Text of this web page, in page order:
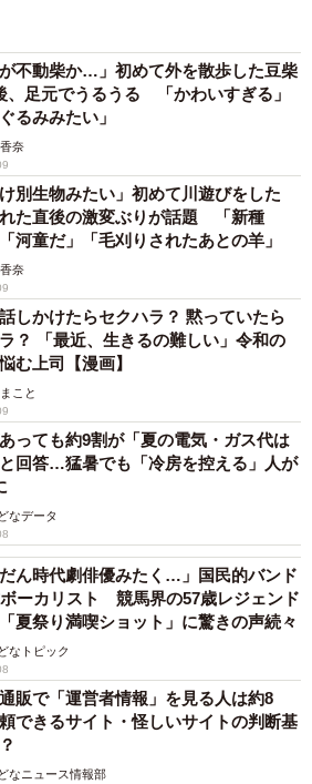
子がいとおしいという方が時にお
が良くわかるようになったそうで
が不動柴か…」初めて外を散歩した豆柴
、足元でうるうる 「かわいすぎる」
るみみたい」
奈
け別生物みたい」初めて川遊びをした
た直後の激変ぶりが話題 「新種
河童だ」「毛刈りされたあとの羊」
奈
しかけたらセクハラ？ 黙っていたら
？ 「最近、生きるの難しい」令和の
む上司【漫画】
こと
っても約9割が「夏の電気・ガス代は
回答…猛暑でも「冷房を控える」人が
なデータ
だん時代劇俳優みたく…」国民的バンド
ーカリスト 競馬界の57歳レジェンド
夏祭り満喫ショット」に驚きの声続々
なトピック
販で「運営者情報」を見る人は約8
できるサイト・怪しいサイトの判断基
なニュース情報部